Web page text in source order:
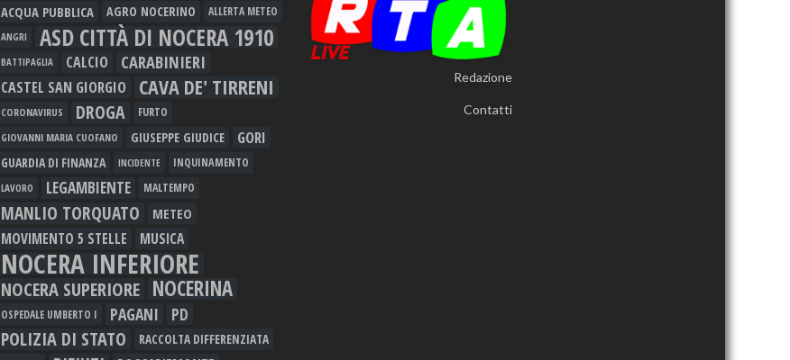
ACQUA PUBBLICA AGRO NOCERINO
ALLERTA METEO
ANGRI
ASD CITTÀ DI NOCERA 1910
BATTIPAGLIA CALCIO CARABINIERI
CASTEL SAN GIORGIO CAVA DE' TIRRENI
CORONAVIRUS DROGA FURTO
GIOVANNI MARIA CUOFANO GIUSEPPE GIUDICE GORI
GUARDIA DI FINANZA INCIDENTE INQUINAMENTO
LAVORO LEGAMBIENTE MALTEMPO
MANLIO TORQUATO METEO
MOVIMENTO 5 STELLE MUSICA
NOCERA INFERIORE
NOCERA SUPERIORE NOCERINA
OSPEDALE UMBERTO I PAGANI PD
POLIZIA DI STATO RACCOLTA DIFFERENZIATA
Redazione
Contatti